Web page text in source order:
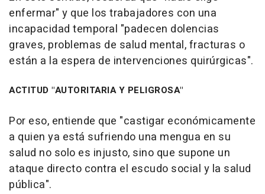
enfermar" y que los trabajadores con una
incapacidad temporal "padecen dolencias
graves, problemas de salud mental, fracturas o
están a la espera de intervenciones quirúrgicas".
ACTITUD "AUTORITARIA Y PELIGROSA"
Por eso, entiende que "castigar económicamente
a quien ya está sufriendo una mengua en su
salud no solo es injusto, sino que supone un
ataque directo contra el escudo social y la salud
pública".